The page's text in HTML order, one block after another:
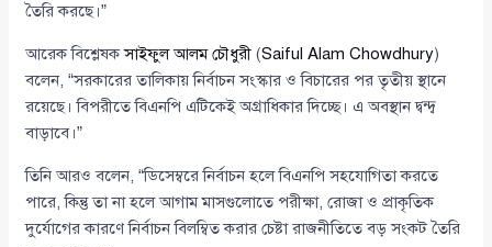
তৈরি করছে।”
আরেক বিশ্লেষকসাইফুল আলম চৌধুরী (Saiful Alam Chowdhury)
বলেন, “সরকারের তালিকায় নির্বাচন সংস্কার ও বিচারের পর তৃতীয় স্থানে
রয়েছে। বিপরীতে বিএনপি এটিকেই অগ্রাধিকার দিচ্ছে। এ অবস্থান দ্বন্দ্ব
বাড়াবে।”
তিনি আরও বলেন, “ডিসেম্বরে নির্বাচন হলে বিএনপি সহযোগিতা করতে
পারে, কিন্তু তা না হলে আগাম মাসগুলোতে পরীক্ষা, রোজা ও প্রাকৃতিক
দুর্যোগের কারণে নির্বাচন বিলম্বিত করার চেষ্টা রাজনীতিতে বড় সংকট তৈরি